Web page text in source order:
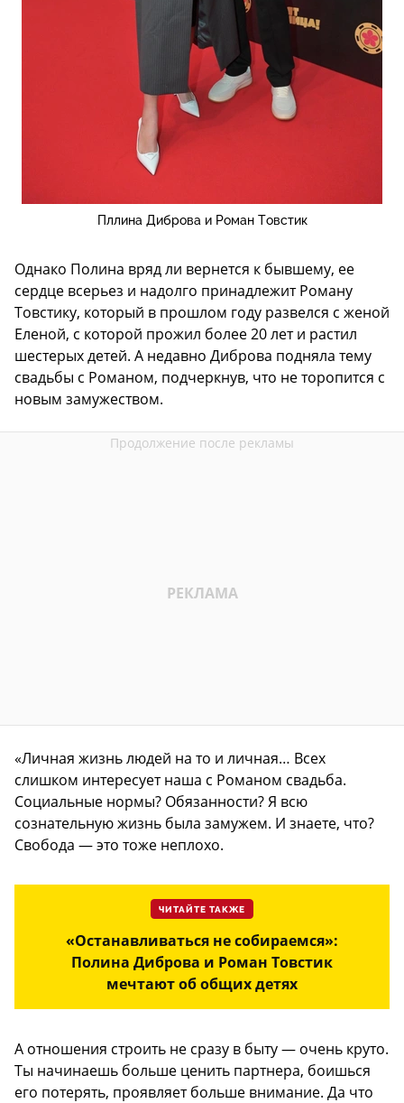
Пллина Диброва и Роман Товстик
Однако Полина вряд ли вернется к бывшему, ее
сердце всерьез и надолго принадлежит Роману
Товстику, который в прошлом году развелся с женой
Еленой, с которой прожил более 20 лет и растил
шестерых детей. А недавно Диброва подняла тему
свадьбы с Романом, подчеркнув, что не торопится с
новым замужеством.
«Личная жизнь людей на то и личная… Всех
слишком интересует наша с Романом свадьба.
Социальные нормы? Обязанности? Я всю
сознательную жизнь была замужем. И знаете, что?
Свобода — это тоже неплохо.
ЧИТАЙТЕ ТАКЖЕ
«Останавливаться не собираемся»:
Полина Диброва и Роман Товстик
мечтают об общих детях
А отношения строить не сразу в быту — очень круто.
Ты начинаешь больше ценить партнера, боишься
его потерять, проявляет больше внимание. Да что